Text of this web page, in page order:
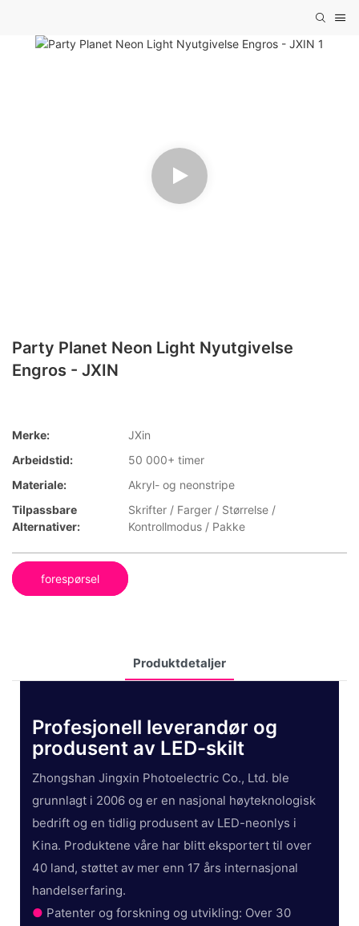
Party Planet Neon Light Nyutgivelse
Engros - JXIN
Merke:
JXin
Arbeidstid:
50 000+ timer
Materiale:
Akryl- og neonstripe
Tilpassbare
Alternativer:
Skrifter / Farger / Størrelse /
Kontrollmodus / Pakke
forespørsel
Produktdetaljer
Profesjonell leverandør og
produsent av LED-skilt
Zhongshan Jingxin Photoelectric Co., Ltd. ble
grunnlagt i 2006 og er en nasjonal høyteknologisk
bedrift og en tidlig produsent av LED-neonlys i
Kina. Produktene våre har blitt eksportert til over
40 land, støttet av mer enn 17 års internasjonal
handelserfaring.
● Patenter og forskning og utvikling: Over 30